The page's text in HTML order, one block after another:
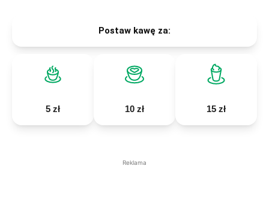
Postaw kawę za:
5 zł 10 zł 15 zł
Reklama